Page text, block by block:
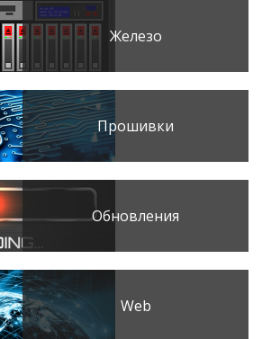
Железо
Прошивки
Обновления
Web